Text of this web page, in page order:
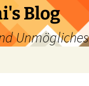
Blog
Unmögliches